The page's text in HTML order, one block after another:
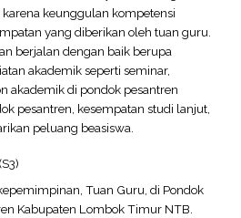
keunggulan kompetensi
yang diberikan oleh tuan guru.
berjalan dengan baik berupa
akademik seperti seminar,
akademik di pondok pesantren
pesantren, kesempatan studi lanjut,
peluang beasiswa.
Tuan Guru, di Pondok
Kabupaten Lombok Timur NTB.